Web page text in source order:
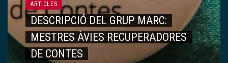
ARTICLES
DESCRIPCIÓ DEL GRUP MARC:
MESTRES ÀVIES RECUPERADORES
DE CONTES